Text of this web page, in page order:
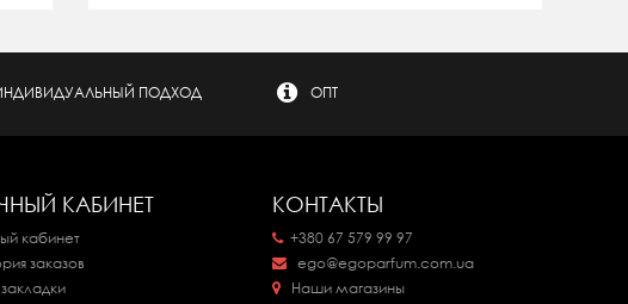
ПОДХОД ОПТ
КАБИНЕТ
кабинет
заказов
КОНТАКТЫ
+380 67 579 99 97
ego@egoparfum.com.ua
Наши магазины